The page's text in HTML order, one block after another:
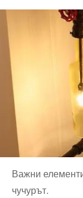
Важни
чучурът.